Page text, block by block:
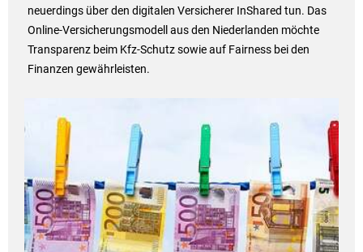
neuerdings über den digitalen Versicherer InShared tun. Das
Online-Versicherungsmodell aus den Niederlanden möchte
Transparenz beim Kfz-Schutz sowie auf Fairness bei den
Finanzen gewährleisten.